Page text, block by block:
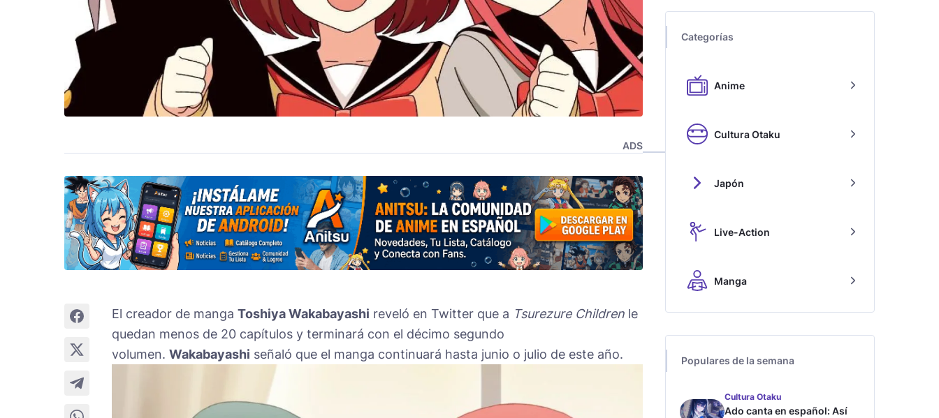
ADS
El creador de manga Toshiya Wakabayashi reveló en Twitter que a Tsurezure Children le
quedan menos de 20 capítulos y terminará con el décimo segundo
volumen. Wakabayashi señaló que el manga continuará hasta junio o julio de este año.
Categorías
Anime
Cultura Otaku
Japón
Live-Action
Manga
Populares de la semana
Cultura Otaku
Ado canta en español: Así